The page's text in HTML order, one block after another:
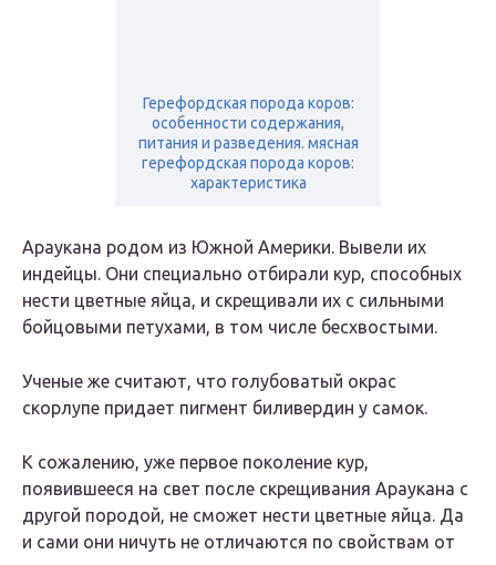
Герефордская порода коров:
особенности содержания,
питания и разведения. мясная
герефордская порода коров:
характеристика
Араукана родом из Южной Америки. Вывели их
индейцы. Они специально отбирали кур, способных
нести цветные яйца, и скрещивали их с сильными
бойцовыми петухами, в том числе бесхвостыми.
Ученые же считают, что голубоватый окрас
скорлупе придает пигмент биливердин у самок.
К сожалению, уже первое поколение кур,
появившееся на свет после скрещивания Араукана с
другой породой, не сможет нести цветные яйца. Да
и сами они ничуть не отличаются по свойствам от